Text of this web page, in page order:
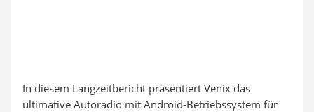
In diesem Langzeitbericht präsentiert Venix das
ultimative Autoradio mit Android-Betriebssystem für